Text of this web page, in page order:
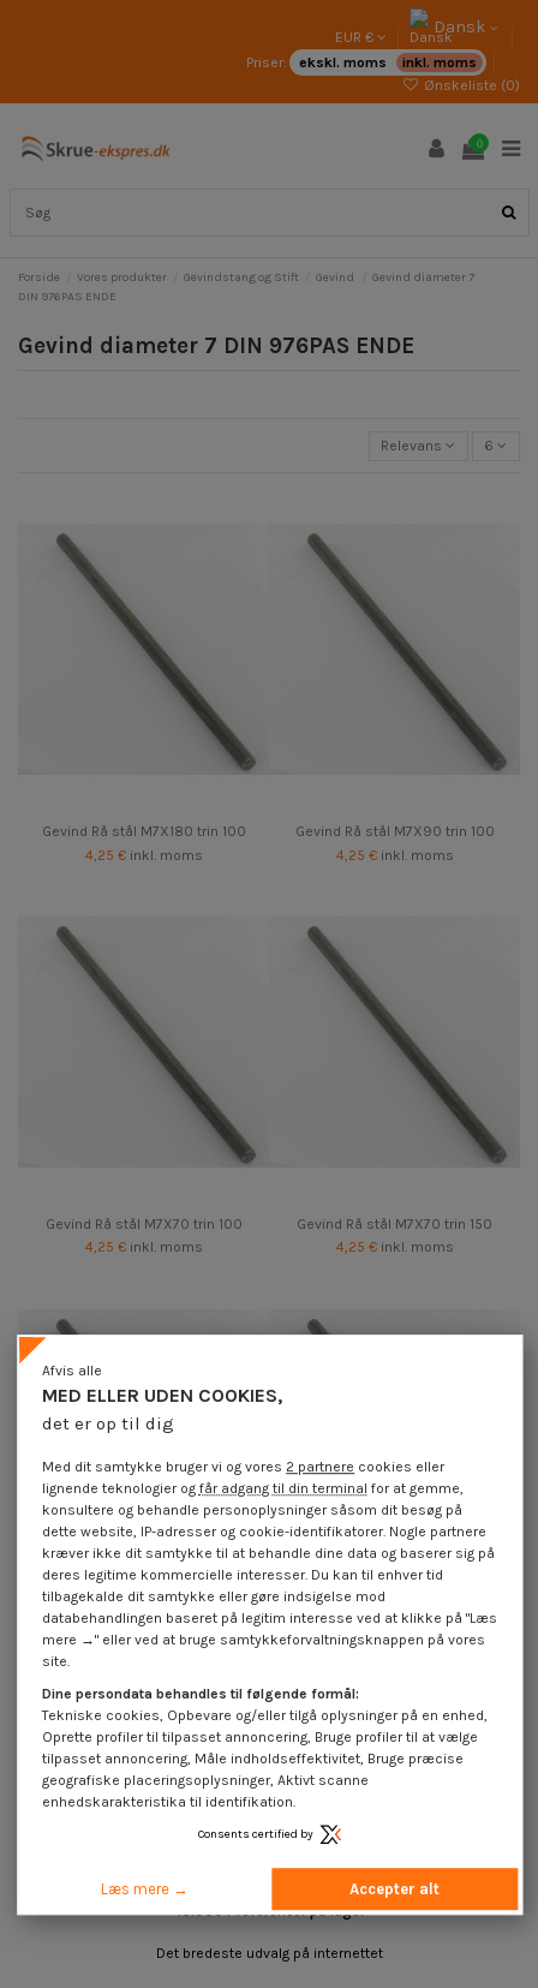
EUR € Dansk
Priser: ekskl. moms
inkl. moms
Ønskeliste (0)
0
Forside Vores produkter Gevindstang og Stift Gevind
Gevind diameter 7
DIN 976PAS ENDE
Gevind diameter 7 DIN 976PAS ENDE
Relevans 6
Gevind Rå stål M7X180 trin 100
4,25 € inkl. moms
Gevind Rå stål M7X90 trin 100
4,25 € inkl. moms
Gevind Rå stål M7X70 trin 100
4,25 € inkl. moms
Gevind Rå stål M7X70 trin 150
4,25 € inkl. moms
Gevind Rå stål M7X140 trin 100
4,25 €inkl. moms
Gevind Rå stål M7X140 trin 150
4,25 €inkl. moms
Gevind diameter 7 DIN 976PAS ENDE
45.000+ referencer på lager
Det bredeste udvalg på internettet
MED ELLER UDEN COOKIES,
det er op til dig
Afvis alle
Med dit samtykke bruger vi og vores 2 partnere cookies eller
lignende teknologier ogfår adgang til din terminal for at gemme,
konsultere og behandle personoplysninger såsom dit besøg på
dette website, IP-adresser og cookie-identifikatorer. Nogle partnere
kræver ikke dit samtykke til at behandle dine data og baserer sig på
deres legitime kommercielle interesser. Du kan til enhver tid
tilbagekalde dit samtykke eller gøre indsigelse mod
databehandlingen baseret på legitim interesse ved at klikke på "Læs
mere →" eller ved at bruge samtykkeforvaltningsknappen på vores
site.
Dine persondata behandles til følgende formål:
Tekniske cookies, Opbevare og/eller tilgå oplysninger på en enhed,
Oprette profiler til tilpasset annoncering, Bruge profiler til at vælge
tilpasset annoncering, Måle indholdseffektivitet, Bruge præcise
geografiske placeringsoplysninger, Aktivt scanne
enhedskarakteristika til identifikation.
Consents certified by
Læs mere → Accepter alt